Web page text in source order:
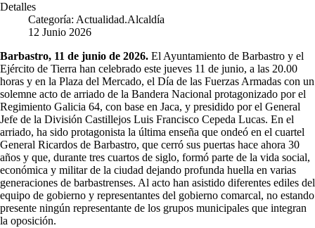
Detalles
Categoría: Actualidad.Alcaldía
12 Junio 2026
Barbastro, 11 de junio de 2026. El Ayuntamiento de Barbastro y el
Ejército de Tierra han celebrado este jueves 11 de junio, a las 20.00
horas y en la Plaza del Mercado, el Día de las Fuerzas Armadas con un
solemne acto de arriado de la Bandera Nacional protagonizado por el
Regimiento Galicia 64, con base en Jaca, y presidido por el General
Jefe de la División Castillejos Luis Francisco Cepeda Lucas. En el
arriado, ha sido protagonista la última enseña que ondeó en el cuartel
General Ricardos de Barbastro, que cerró sus puertas hace ahora 30
años y que, durante tres cuartos de siglo, formó parte de la vida social,
económica y militar de la ciudad dejando profunda huella en varias
generaciones de barbastrenses. Al acto han asistido diferentes ediles del
equipo de gobierno y representantes del gobierno comarcal, no estando
presente ningún representante de los grupos municipales que integran
la oposición.